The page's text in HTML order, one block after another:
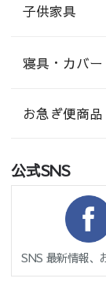
子供家具
寝具・カバー
お急ぎ便商品
公式SNS
SNS 最新情報、